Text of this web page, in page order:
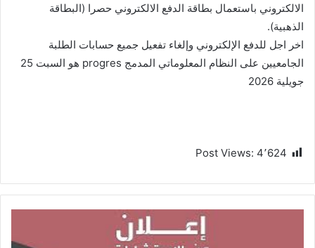
الالكتروني باستعمال بطاقة الدفع الالكتروني حصرا (البطاقة
الذهبية).
اخر اجل للدفع الإلكتروني وإلغاء تفعيل جميع حسابات الطلبة
الجامعيين على النظام المعلوماتي المدمج progres هو السبت 25
جويلية 2026
Post Views: 4٬624